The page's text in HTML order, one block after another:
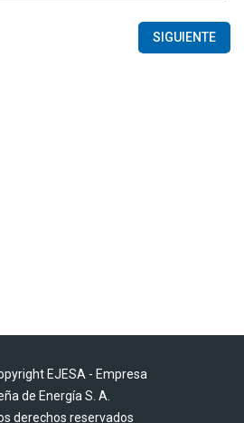
SIGUIENTE
EJESA - Empresa
de Energía S. A.
derechos reservados